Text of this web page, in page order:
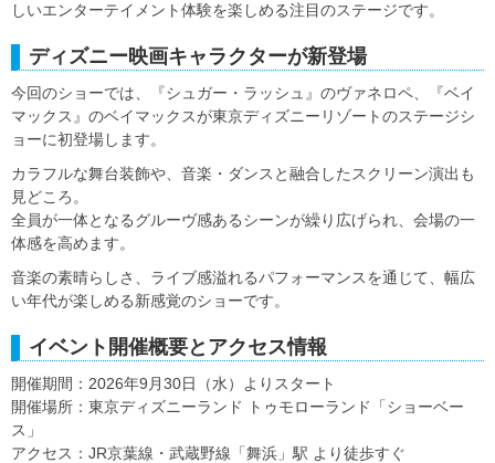
しいエンターテイメント体験を楽しめる注目のステージです。
ディズニー映画キャラクターが新登場
今回のショーでは、『シュガー・ラッシュ』のヴァネロペ、『ベイ
マックス』のベイマックスが東京ディズニーリゾートのステージシ
ョーに初登場します。
カラフルな舞台装飾や、音楽・ダンスと融合したスクリーン演出も
見どころ。
全員が一体となるグルーヴ感あるシーンが繰り広げられ、会場の一
体感を高めます。
音楽の素晴らしさ、ライブ感溢れるパフォーマンスを通じて、幅広
い年代が楽しめる新感覚のショーです。
イベント開催概要とアクセス情報
開催期間：2026年9月30日（水）よりスタート
開催場所：東京ディズニーランド トゥモローランド「ショーベー
ス」
アクセス：JR京葉線・武蔵野線「舞浜」駅 より徒歩すぐ